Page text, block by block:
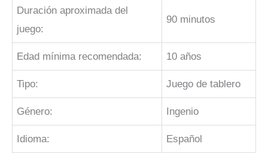
Duración aproximada del
juego:
90 minutos
Edad mínima recomendada: 10 años
Tipo: Juego de tablero
Género: Ingenio
Idioma: Español